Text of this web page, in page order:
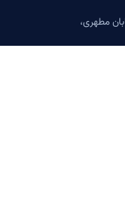
مطهری،